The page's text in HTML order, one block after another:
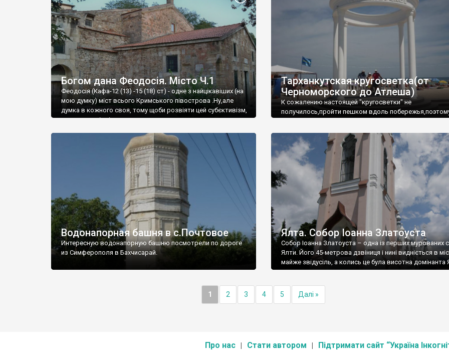
Богом дана Феодосія. Місто Ч.1
Феодосія (Кафа-12 (13) -15 (18) ст) - одне з найцікавіших (на
мою думку) міст всього Кримського півострова .Ну,але
думка в кожного своя, тому щоби розвіяти цей субєктивізм,
запрошую відвідати це
Тарханкутская кругосветка(от
Черноморского до Атлеша)
К сожалению настоящей "кругосветки" не
получилось,пройти пешком вдоль
Водонапорная башня в с.Почтовое
Интересную водонапорную башню посмотрели по дороге
из Симферополя в Бахчисарай.
Ялта. Собор Іоанна Златоуста
Собор Іоанна Златоуста – одна із перших мурованих
Ялти. Його 45-метрова дзвіниця і нині видніється в
майже звідусіль, а колись це була висотна домінанта
1 2 3 4 5 Далі »
Про нас Стати автором Підтримати сайт “Україна